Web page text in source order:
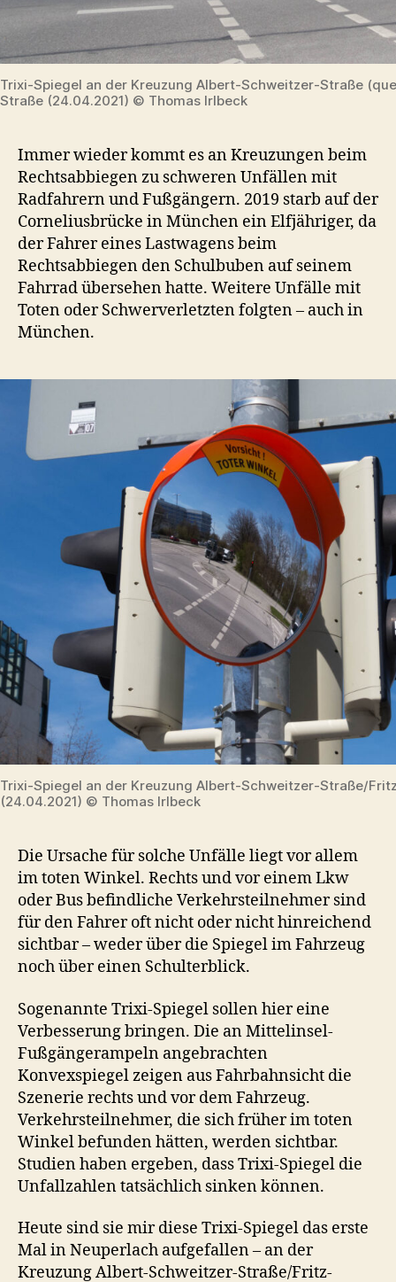
Trixi-Spiegel an der Kreuzung Albert-Schweitzer-Straße
Straße (24.04.2021) © Thomas Irlbeck
Immer wieder kommt es an Kreuzungen beim
Rechtsabbiegen zu schweren Unfällen mit
Radfahrern und Fußgängern. 2019 starb auf der
Corneliusbrücke in München ein Elfjähriger, da
der Fahrer eines Lastwagens beim
Rechtsabbiegen den Schulbuben auf seinem
Fahrrad übersehen hatte. Weitere Unfälle mit
Toten oder Schwerverletzten folgten – auch in
München.
Trixi-Spiegel an der Kreuzung Albert-Schweitzer-Straße/
(24.04.2021) © Thomas Irlbeck
Die Ursache für solche Unfälle liegt vor allem
im toten Winkel. Rechts und vor einem Lkw
oder Bus befindliche Verkehrsteilnehmer sind
für den Fahrer oft nicht oder nicht hinreichend
sichtbar – weder über die Spiegel im Fahrzeug
noch über einen Schulterblick.
Sogenannte Trixi-Spiegel sollen hier eine
Verbesserung bringen. Die an Mittelinsel-
Fußgängerampeln angebrachten
Konvexspiegel zeigen aus Fahrbahnsicht die
Szenerie rechts und vor dem Fahrzeug.
Verkehrsteilnehmer, die sich früher im toten
Winkel befunden hätten, werden sichtbar.
Studien haben ergeben, dass Trixi-Spiegel die
Unfallzahlen tatsächlich sinken können.
Heute sind sie mir diese Trixi-Spiegel das erste
Mal in Neuperlach aufgefallen – an der
Kreuzung Albert-Schweitzer-Straße/Fritz-